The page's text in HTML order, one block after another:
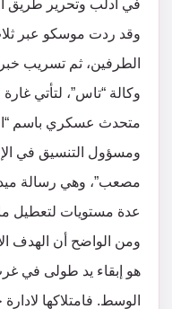
وقد ردت موسكو عبر
الطرفين، ثم تسريب خبر
وكالة “تاس”، لتأتي
متحدث عسكري باسم
ومسؤول التنسيق في
مصعب”، وهي رسالة
عدة مستويات لتعطيل
ومن الواضح أن الهدف
هو إبقاء يد طولى في
الوسط. فامتلاكها